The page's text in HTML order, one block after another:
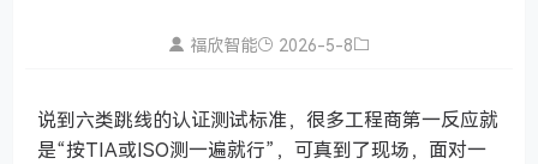
福欣智能 2026-5-8
说到六类跳线的认证测试标准，很多工程商第一反应就
是“按TIA或ISO测一遍就行”，可真到了现场，面对一